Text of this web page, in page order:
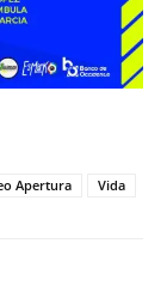
Apertura Vida